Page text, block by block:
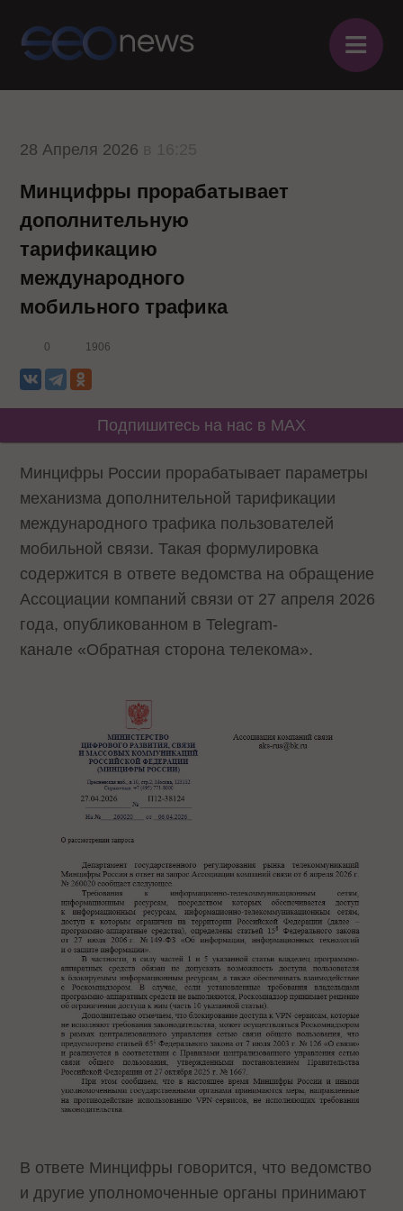
≡
28 Апреля 2026
Минцифры прорабатывает
дополнительную
тарификацию
международного
мобильного трафика
0 1906
Подпишитесь на нас в MAX
Минцифры России прорабатывает параметры
механизма дополнительной тарификации
международного трафика пользователей
мобильной связи. Такая формулировка
содержится в ответе ведомства на обращение
Ассоциации компаний связи от 27 апреля 2026
года, опубликованном в Telegram-
канале «Обратная сторона телекома».
В ответе Минцифры говорится, что ведомство
и другие уполномоченные органы принимают